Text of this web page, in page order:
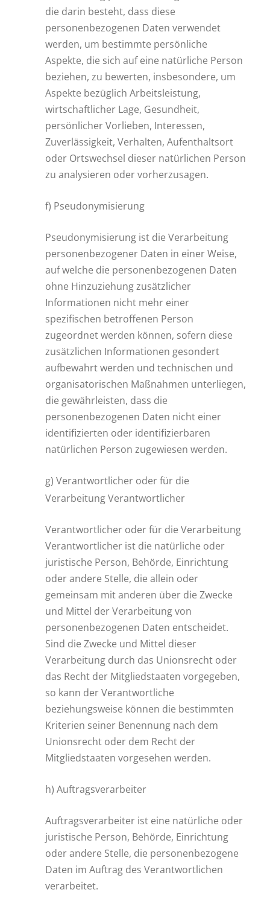
die darin besteht, dass diese
personenbezogenen Daten verwendet
werden, um bestimmte persönliche
Aspekte, die sich auf eine natürliche Person
beziehen, zu bewerten, insbesondere, um
Aspekte bezüglich Arbeitsleistung,
wirtschaftlicher Lage, Gesundheit,
persönlicher Vorlieben, Interessen,
Zuverlässigkeit, Verhalten, Aufenthaltsort
oder Ortswechsel dieser natürlichen Person
zu analysieren oder vorherzusagen.
f) Pseudonymisierung
Pseudonymisierung ist die Verarbeitung
personenbezogener Daten in einer Weise,
auf welche die personenbezogenen Daten
ohne Hinzuziehung zusätzlicher
Informationen nicht mehr einer
spezifischen betroffenen Person
zugeordnet werden können, sofern diese
zusätzlichen Informationen gesondert
aufbewahrt werden und technischen und
organisatorischen Maßnahmen unterliegen,
die gewährleisten, dass die
personenbezogenen Daten nicht einer
identifizierten oder identifizierbaren
natürlichen Person zugewiesen werden.
g) Verantwortlicher oder für die
Verarbeitung Verantwortlicher
Verantwortlicher oder für die Verarbeitung
Verantwortlicher ist die natürliche oder
juristische Person, Behörde, Einrichtung
oder andere Stelle, die allein oder
gemeinsam mit anderen über die Zwecke
und Mittel der Verarbeitung von
personenbezogenen Daten entscheidet.
Sind die Zwecke und Mittel dieser
Verarbeitung durch das Unionsrecht oder
das Recht der Mitgliedstaaten vorgegeben,
so kann der Verantwortliche
beziehungsweise können die bestimmten
Kriterien seiner Benennung nach dem
Unionsrecht oder dem Recht der
Mitgliedstaaten vorgesehen werden.
h) Auftragsverarbeiter
Auftragsverarbeiter ist eine natürliche oder
juristische Person, Behörde, Einrichtung
oder andere Stelle, die personenbezogene
Daten im Auftrag des Verantwortlichen
verarbeitet.